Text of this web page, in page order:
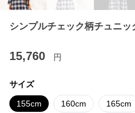
シンプルチェック柄チュニッ
15,760 円
サイズ
155cm 160cm 165cm